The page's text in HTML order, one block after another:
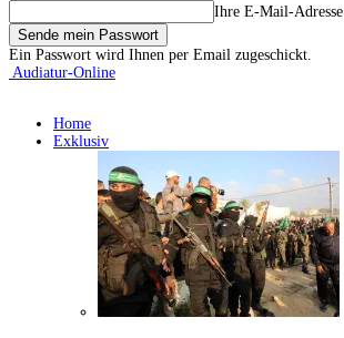
Ihre E-Mail-Adresse
Ein Passwort wird Ihnen per Email zugeschickt.
Audiatur-Online
Home
Exklusiv